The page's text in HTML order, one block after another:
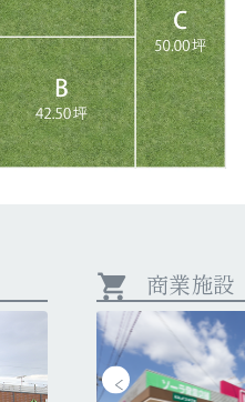
shopping_cart 商業施設